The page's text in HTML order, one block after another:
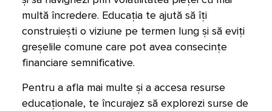
multă încredere. Educația te ajută să îți
construiești o viziune pe termen lung și să eviți
greșelile comune care pot avea consecințe
financiare semnificative.
Pentru a afla mai multe și a accesa resurse
educaționale, te încurajez să explorezi surse de